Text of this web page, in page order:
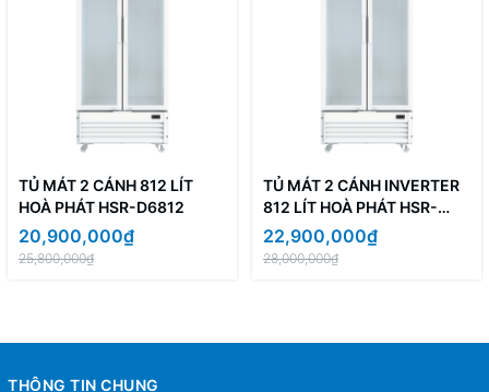
TỦ MÁT 2 CÁNH 812 LÍT
HOÀ PHÁT HSR-D6812
20,900,000₫
25,800,000₫
TỦ MÁT 2 CÁNH INVERTER
812 LÍT HOÀ PHÁT HSR-
D8812
22,900,000₫
28,000,000₫
THÔNG TIN CHUNG